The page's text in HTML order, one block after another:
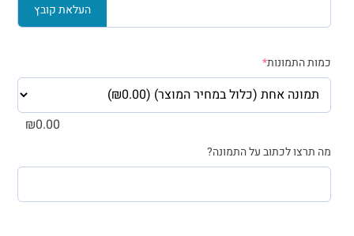
העלאת קובץ
כמות התמונות*
₪0.00
מה תרצו לכתוב על התמונה?